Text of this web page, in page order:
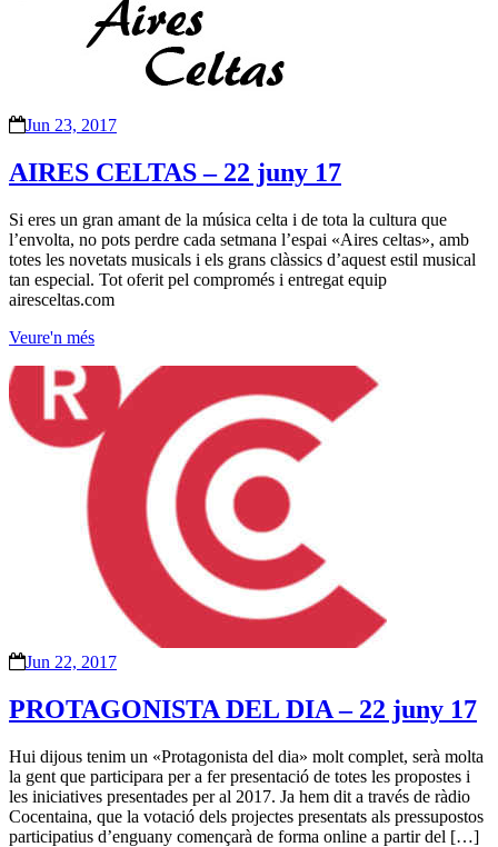
Jun 23, 2017
AIRES CELTAS – 22 juny 17
Si eres un gran amant de la música celta i de tota la cultura que
l’envolta, no pots perdre cada setmana l’espai «Aires celtas», amb
totes les novetats musicals i els grans clàssics d’aquest estil musical
tan especial. Tot oferit pel compromés i entregat equip
airesceltas.com
Veure'n més
Jun 22, 2017
PROTAGONISTA DEL DIA – 22 juny 17
Hui dijous tenim un «Protagonista del dia» molt complet, serà molta
la gent que participara per a fer presentació de totes les propostes i
les iniciatives presentades per al 2017. Ja hem dit a través de ràdio
Cocentaina, que la votació dels projectes presentats als pressupostos
participatius d’enguany començarà de forma online a partir del […]